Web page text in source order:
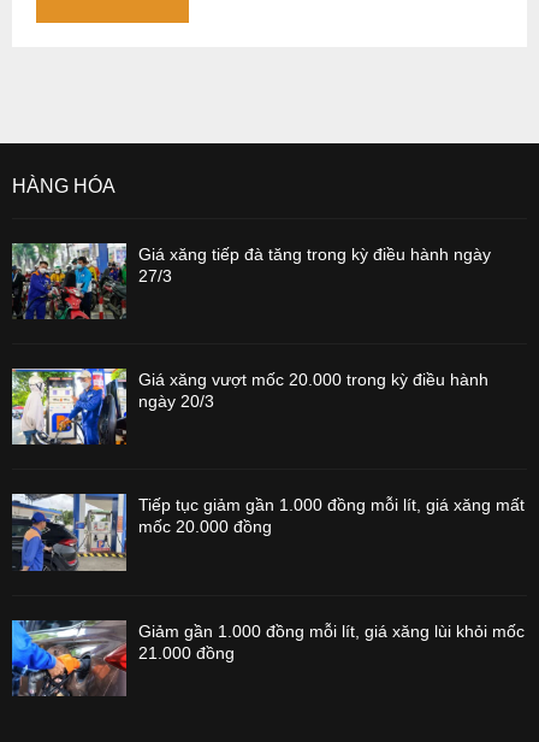
HÀNG HÓA
Giá xăng tiếp đà tăng trong kỳ điều hành ngày
27/3
Giá xăng vượt mốc 20.000 trong kỳ điều hành
ngày 20/3
Tiếp tục giảm gần 1.000 đồng mỗi lít, giá xăng mất
mốc 20.000 đồng
Giảm gần 1.000 đồng mỗi lít, giá xăng lùi khỏi mốc
21.000 đồng